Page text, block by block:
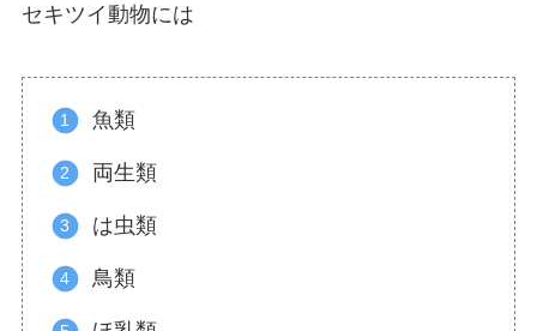
セキツイ動物には
魚類
両生類
は虫類
鳥類